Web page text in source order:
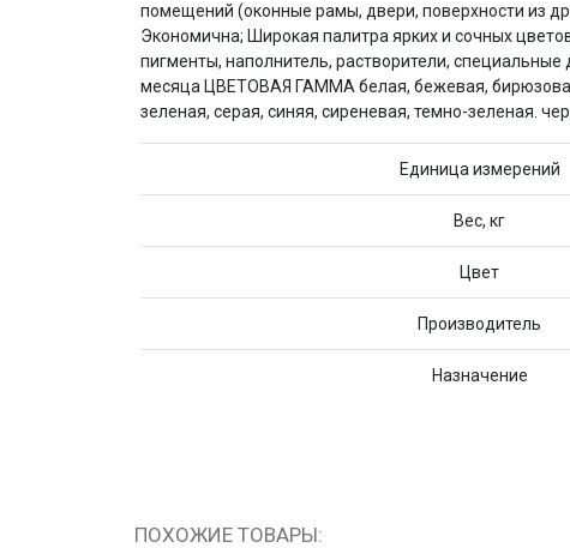
помещений (оконные рамы, двери, поверхности из
Экономична; Широкая палитра ярких и сочных
пигменты, наполнитель, растворители,
месяца ЦВЕТОВАЯ ГАММА белая, бежевая,
зеленая, серая, синяя, сиреневая, темно-зеленая.
Единица измерений
Вес, кг
Цвет
Производитель
Назначение
ПОХОЖИЕ ТОВАРЫ: